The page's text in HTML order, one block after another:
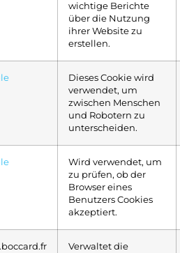
wichtige Berichte
über die Nutzung
ihrer Website zu
erstellen.
Dieses Cookie wird
verwendet, um
zwischen Menschen
und Robotern zu
unterscheiden.
Wird verwendet, um
zu prüfen, ob der
Browser eines
Benutzers Cookies
akzeptiert.
Verwaltet die